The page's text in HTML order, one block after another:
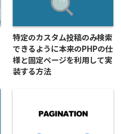
特定のカスタム投稿のみ検索
できるように本来のPHPの仕
様と固定ページを利用して実
装する方法